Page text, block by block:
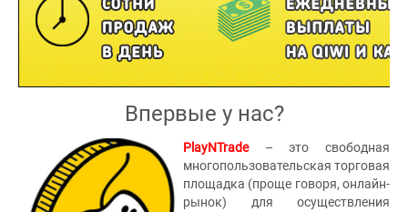
Впервые у нас?
PlayNTrade – это свободная
многопользовательская торговая
площадка (проще говоря, онлайн-
рынок) для осуществления